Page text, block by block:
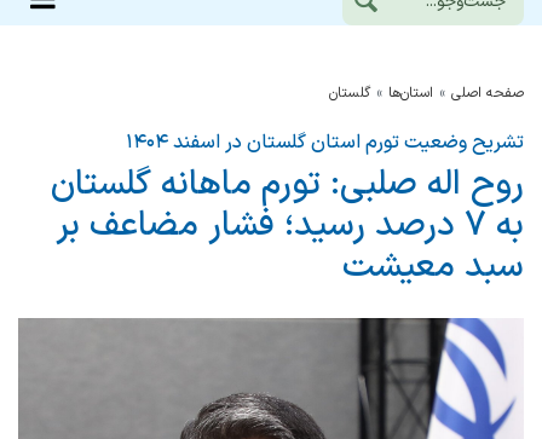
صفحه اصلی استان‌ها گلستان
تشریح وضعیت تورم استان گلستان در اسفند ۱۴۰۴
روح اله صلبی: تورم ماهانه گلستان
به ۷ درصد رسید؛ فشار مضاعف بر
سبد معیشت